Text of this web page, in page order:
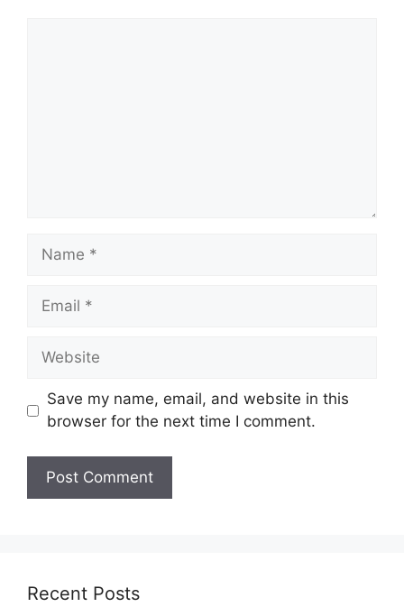
Name
Email
Website
Save my name, email, and website in this
browser for the next time I comment.
Recent Posts